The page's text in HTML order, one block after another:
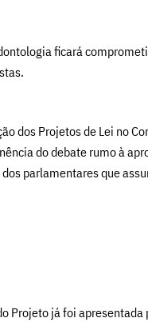
ficará
dos Projetos de Lei no
do debate rumo à
parlamentares que
Projeto já foi apresentada